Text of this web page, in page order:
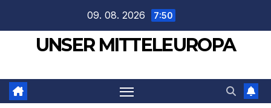
springen
09. 08. 2026 7:50
UNSER MITTELEUROPA